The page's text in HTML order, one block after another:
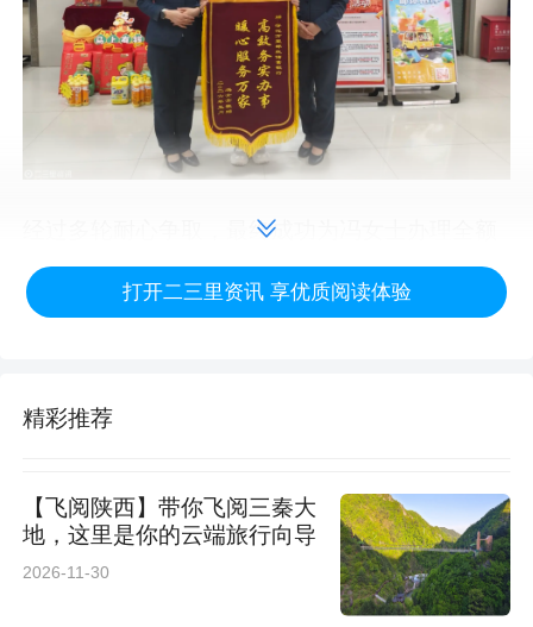
经过多轮耐心争取，最终成功为冯女士办理全额
保费退还。事情圆满解决后，冯女士对该行认真
负责、高效务实的服务态度高度认可。
中心的服务初心，切实维护金融消费者合法权
温度，用实际行动赢得广大群众的信赖与一致好
评。(王群莉)
打开二三里资讯 享优质阅读体验
精彩推荐
【飞阅陕西】带你飞阅三秦大
地，这里是你的云端旅行向导
2026-11-30